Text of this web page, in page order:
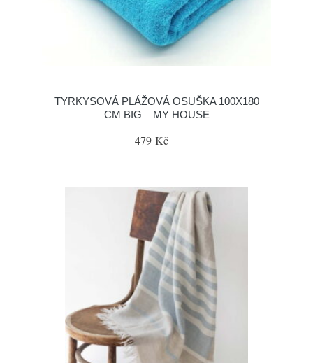
TYRKYSOVÁ PLÁŽOVÁ OSUŠKA 100X180
CM BIG – MY HOUSE
479 Kč